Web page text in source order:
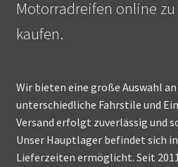
Motorradreifen online
kaufen.
Wir bieten eine große Auswahl
unterschiedliche Fahrstile und
Versand erfolgt zuverlässig und
Unser Hauptlager befindet sich
Lieferzeiten ermöglicht. Seit